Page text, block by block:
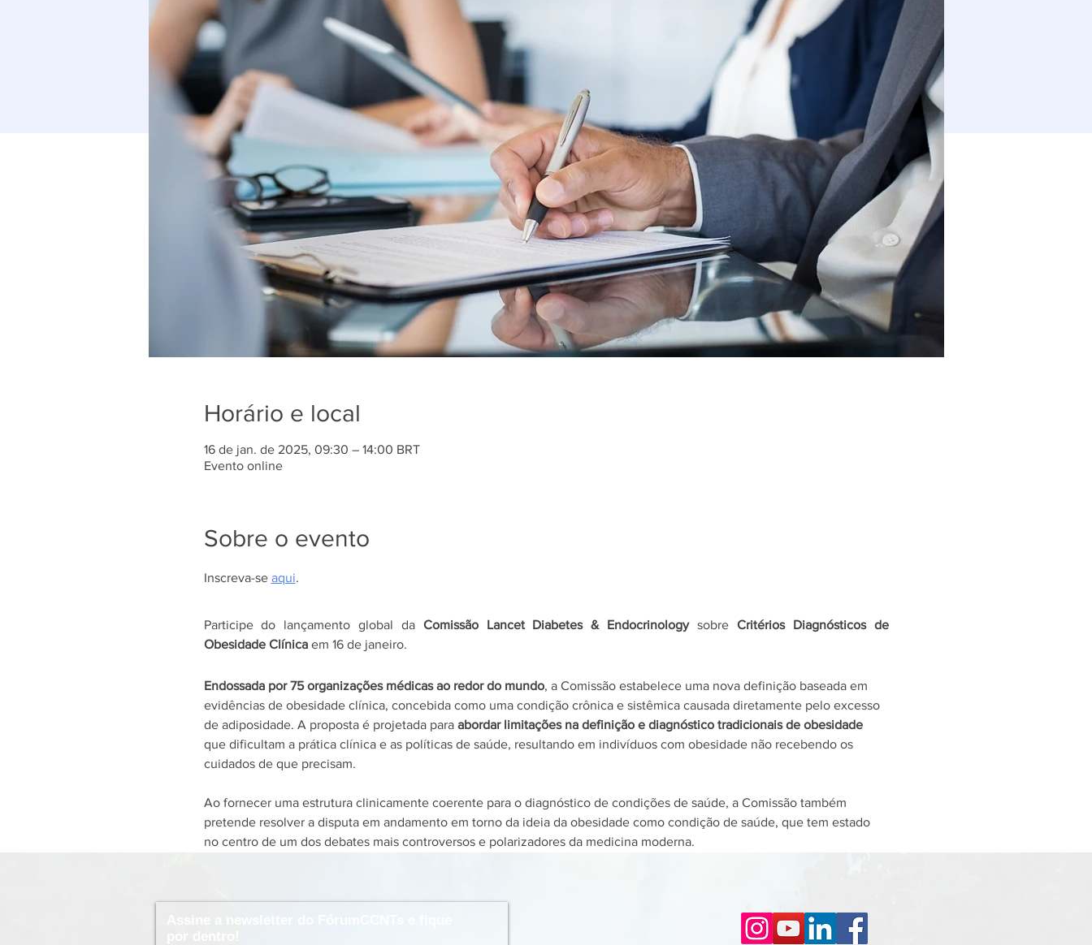
Horário e local
16 de jan. de 2025, 09:30 – 14:00 BRT
Evento online
Sobre o evento
Inscreva-se aqui.
Participe do lançamento global da Comissão Lancet Diabetes & Endocrinology sobre Critérios Diagnósticos de
Obesidade Clínica em 16 de janeiro.
Endossada por 75 organizações médicas ao redor do mundo, a Comissão estabelece uma nova definição baseada em
evidências de obesidade clínica, concebida como uma condição crônica e sistêmica causada diretamente pelo excesso
de adiposidade. A proposta é projetada para abordar limitações na definição e diagnóstico tradicionais de obesidade
que dificultam a prática clínica e as políticas de saúde, resultando em indivíduos com obesidade não recebendo os
cuidados de que precisam.
Ao fornecer uma estrutura clinicamente coerente para o diagnóstico de condições de saúde, a Comissão também
pretende resolver a disputa em andamento em torno da ideia da obesidade como condição de saúde, que tem estado
no centro de um dos debates mais controversos e polarizadores da medicina moderna.